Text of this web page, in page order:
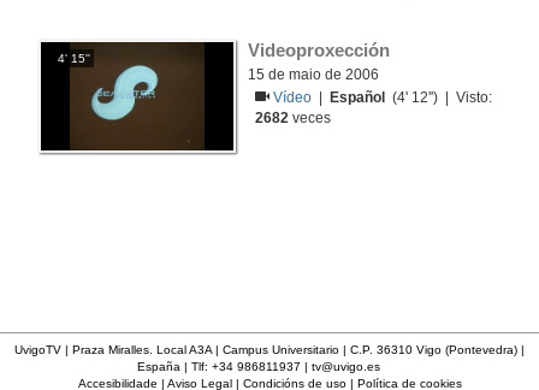
4' 15'' Videoproxección
15 de maio de 2006
Vídeo
Español
(4' 12'') | Visto:
2682 veces
UvigoTV | Praza Miralles. Local A3A | Campus Universitario | C.P. 36310 Vigo (Pontevedra) |
España | Tlf: +34 986811937 | tv@uvigo.es
Accesibilidade | Aviso Legal| Condicións de uso| Política de cookies